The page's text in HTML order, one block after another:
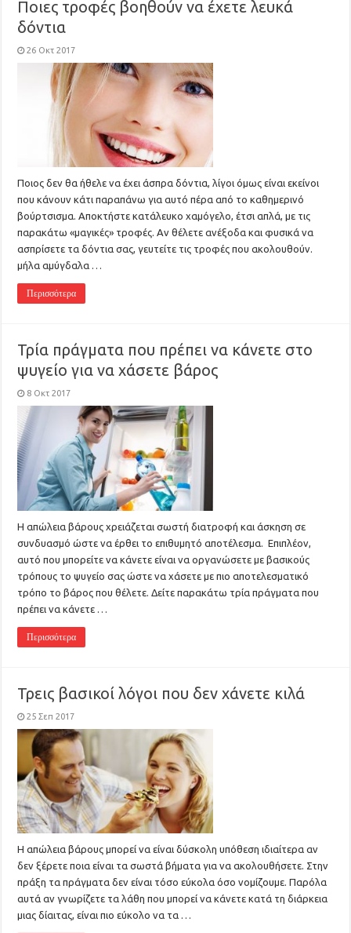
Ποιες τροφές βοηθούν να έχετε λευκά
δόντια
26 Οκτ 2017
Ποιος δεν θα ήθελε να έχει άσπρα δόντια, λίγοι όμως είναι εκείνοι
που κάνουν κάτι παραπάνω για αυτό πέρα από το καθημερινό
βούρτσισμα. Αποκτήστε κατάλευκο χαμόγελο, έτσι απλά, με τις
παρακάτω «μαγικές» τροφές. Αν θέλετε ανέξοδα και φυσικά να
ασπρίσετε τα δόντια σας, γευτείτε τις τροφές που ακολουθούν.
μήλα αμύγδαλα …
Περισσότερα
Τρία πράγματα που πρέπει να κάνετε στο
ψυγείο για να χάσετε βάρος
8 Οκτ 2017
Η απώλεια βάρους χρειάζεται σωστή διατροφή και άσκηση σε
συνδυασμό ώστε να έρθει το επιθυμητό αποτέλεσμα. Επιπλέον,
αυτό που μπορείτε να κάνετε είναι να οργανώσετε με βασικούς
τρόπους το ψυγείο σας ώστε να χάσετε με πιο αποτελεσματικό
τρόπο το βάρος που θέλετε. Δείτε παρακάτω τρία πράγματα που
πρέπει να κάνετε …
Περισσότερα
Τρεις βασικοί λόγοι που δεν χάνετε κιλά
25 Σεπ 2017
Η απώλεια βάρους μπορεί να είναι δύσκολη υπόθεση ιδιαίτερα αν
δεν ξέρετε ποια είναι τα σωστά βήματα για να ακολουθήσετε. Στην
πράξη τα πράγματα δεν είναι τόσο εύκολα όσο νομίζουμε. Παρόλα
αυτά αν γνωρίζετε τα λάθη που μπορεί να κάνετε κατά τη διάρκεια
μιας δίαιτας, είναι πιο εύκολο να τα …